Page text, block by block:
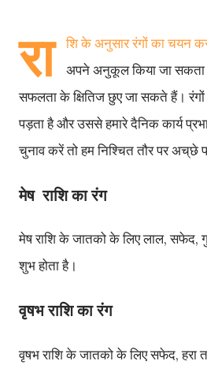
रा शिकेअनुसाररंगोंकाचयन
अपनेअनुकूलकियाजासकता
सफलताकेक्षितिजछुएजासकतेहैं। रंगों
पड़ताहैऔरउससेहमारेदैनिककार्य
चुनावकरेंतोहमनिश्चिततौरपरअच्छे
मेषराशि का रंग
मेषराशिकेजातकोकेलिएलाल,सफेद,
शुभहोताहै।
वृषभ राशि का रंग
वृषभराशिकेजातकोकेलिएसफेद,हरा